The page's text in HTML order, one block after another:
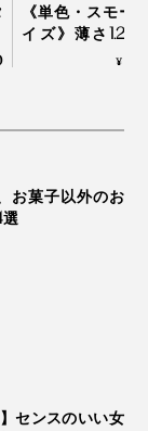
からブラッシ
ニールで包ん
い。
ートや訪問看
パーティー
ジは、至福の
《単色・スモー
イズ》薄さ
たためる超軽量
¥
お菓子以外のお
選
センスのいい女